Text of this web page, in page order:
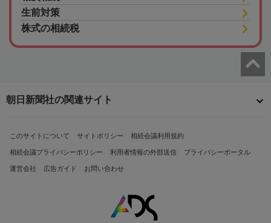
生前対策
株式の相続税
朝日新聞社の関連サイト
このサイトについて サイトポリシー 相続会議利用規約
相続会議プライバシーポリシー 利用者情報の外部送信 プライバシーポータル
運営会社 広告ガイド お問い合わせ